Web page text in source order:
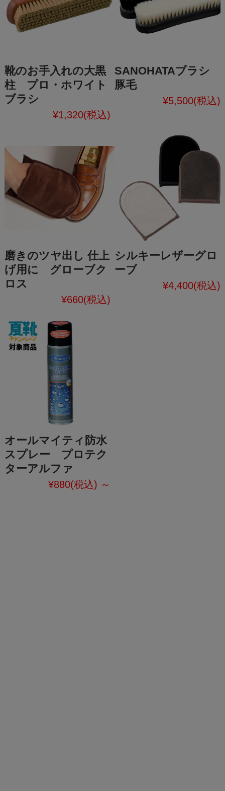
靴のお手入れの大黒
柱 プロ・ホワイト
ブラシ
¥1,320(税込)
SANOHATAブラシ
豚毛
¥5,500(税込)
磨きのツヤ出し 仕上
げ用に グローブク
ロス
¥660(税込)
シルキーレザーグロ
ーブ
¥4,400(税込)
オールマイティ防水
スプレー プロテク
ターアルファ
¥880(税込) ～